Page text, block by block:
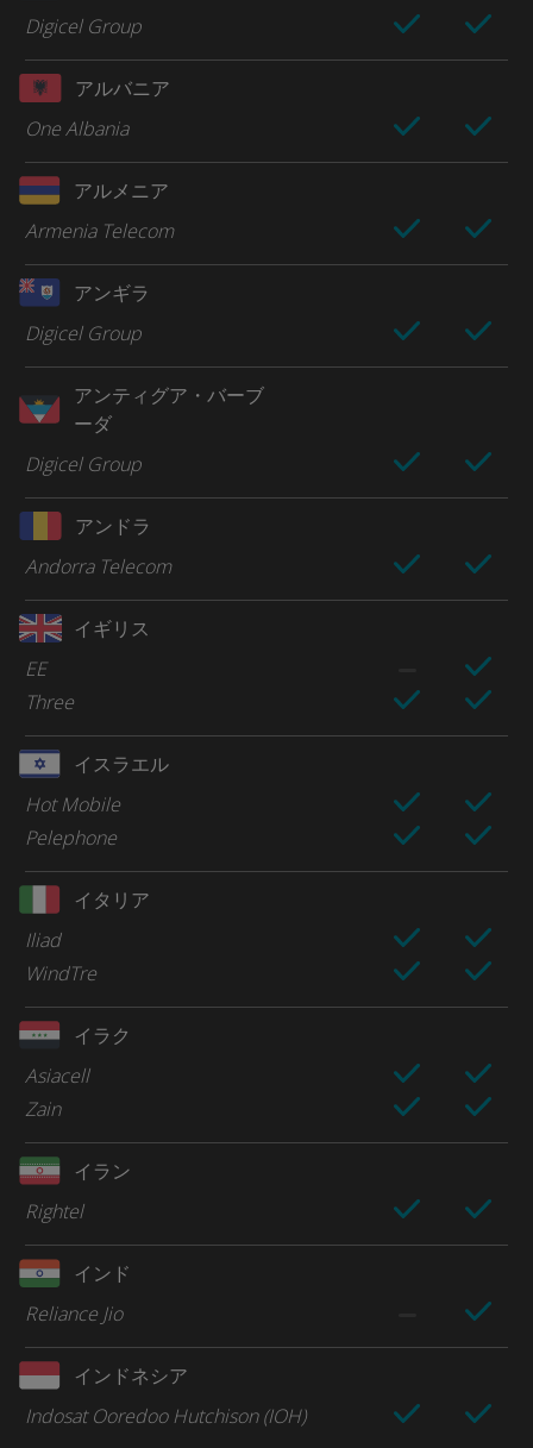
Digicel Group
アルバニア
One Albania
アルメニア
Armenia Telecom
アンギラ
Digicel Group
アンティグア・バーブ
ーダ
Digicel Group
アンドラ
Andorra Telecom
イギリス
EE
Three
イスラエル
Hot Mobile
Pelephone
イタリア
Iliad
WindTre
イラク
Asiacell
Zain
イラン
Rightel
インド
Reliance Jio
インドネシア
Indosat Ooredoo Hutchison (IOH)